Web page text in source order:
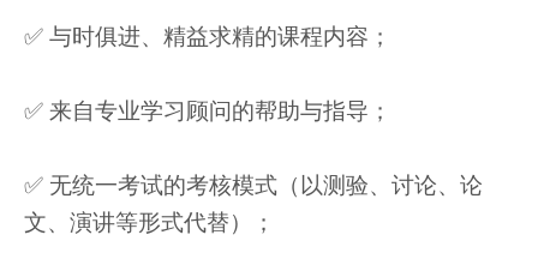
✅ 与时俱进、精益求精的课程内容；
✅ 来自专业学习顾问的帮助与指导；
✅ 无统一考试的考核模式（以测验、讨论、论
文、演讲等形式代替）；